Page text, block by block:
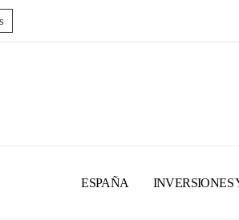
ESPAÑA INVERSIONES